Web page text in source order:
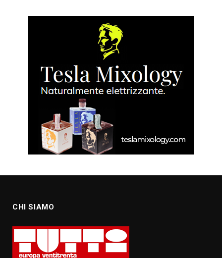
CHI SIAMO